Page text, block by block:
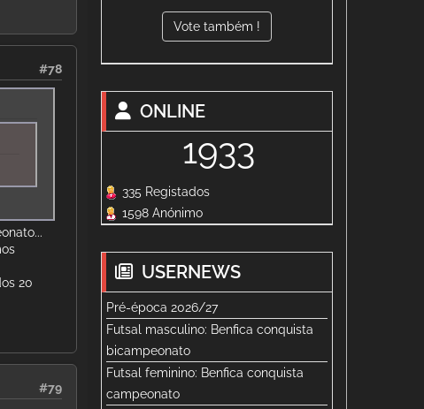
#78
20
#79
Vote também !
ONLINE
1933
335 Registados
1598 Anónimo
USERNEWS
Pré-época 2026/27
Futsal masculino: Benfica conquista
bicampeonato
Futsal feminino: Benfica conquista
campeonato